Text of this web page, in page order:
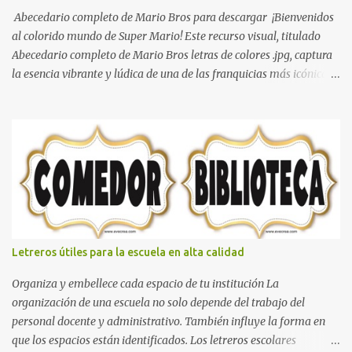
Abecedario completo de Mario Bros para descargar ¡Bienvenidos
al colorido mundo de Super Mario! Este recurso visual, titulado
Abecedario completo de Mario Bros letras de colores .jpg, captura
la esencia vibrante y lúdica de una de las franquicias más icónicas
tipografía clásica y robusta que los fans han reconocido por
décadas. En esta primera sección, el abecedario nos presenta:
Identidad Visual: Un diseño de bloques con bordes negros gruesos
que resaltan sobre cualquier fondo. Paleta de Colores: Una
secuencia dinámica que alterna entre el rojo de Mario, el verde de
Luigi, y los tonos azul y amarillo clásicos de los elementos del
juego. Contenido Actual: La imagen muestra la organización desde
la letra A hasta la M, estableciendo el estilo geométrico y divertido
que define a toda la colección. Primera parte del juego de letras
in...
Letreros útiles para la escuela en alta calidad
Organiza y embellece cada espacio de tu institución La
organización de una escuela no solo depende del trabajo del
personal docente y administrativo. También influye la forma en
que los espacios están identificados. Los letreros escolares